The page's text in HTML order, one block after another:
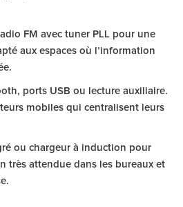
FM avec tuner PLL pour une
aux espaces où l’information
ports USB ou lecture auxiliaire.
mobiles qui centralisent leurs
ou chargeur à induction pour
très attendue dans les bureaux et